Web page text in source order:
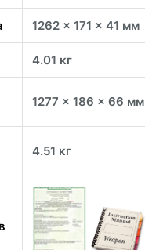
1262 x 171 x 41 мм
4.01 кг
1277 x 186 x 66 мм
4.51 кг